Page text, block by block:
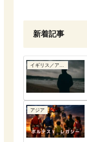
新着記事
アジア